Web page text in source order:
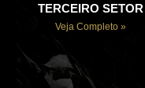
TERCEIRO SETOR
Veja Completo »